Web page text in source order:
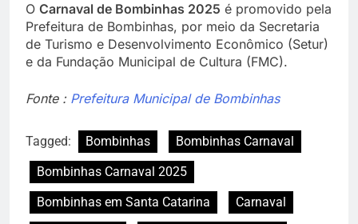
O Carnaval de Bombinhas 2025 é promovido pela
Prefeitura de Bombinhas, por meio da Secretaria
de Turismo e Desenvolvimento Econômico (Setur)
e da Fundação Municipal de Cultura (FMC).
Fonte : Prefeitura Municipal de Bombinhas
Tagged: Bombinhas
Bombinhas Carnaval
Bombinhas Carnaval 2025
Bombinhas em Santa Catarina
Carnaval